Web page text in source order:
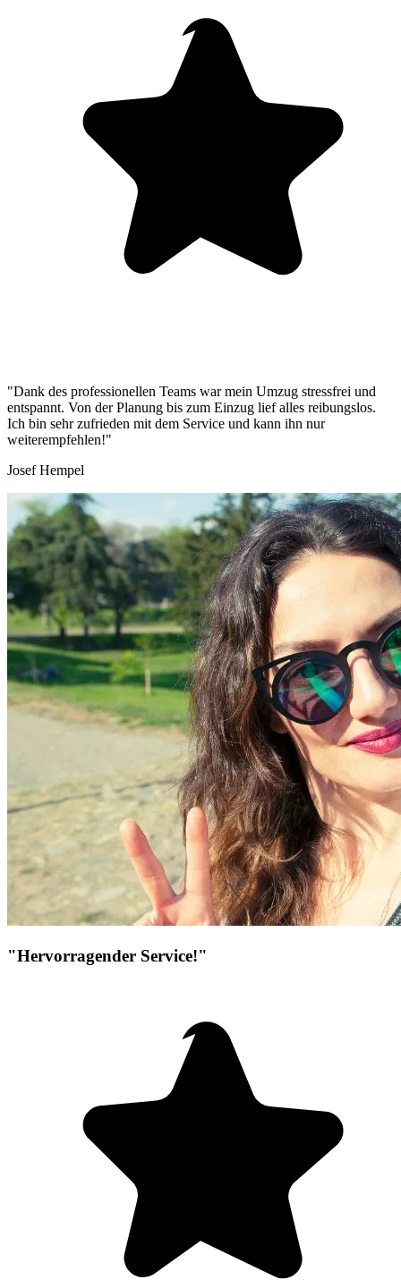
"Dank des professionellen Teams war mein Umzug stressfrei und
entspannt. Von der Planung bis zum Einzug lief alles reibungslos.
Ich bin sehr zufrieden mit dem Service und kann ihn nur
weiterempfehlen!"
Josef Hempel
"Hervorragender Service!"